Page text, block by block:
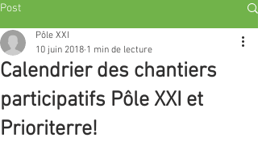
Post
Calendrier des chantiers
participatifs Pôle XXI et
Prioriterre!
Pôle XXI
10 juin 2018 1 min de lecture